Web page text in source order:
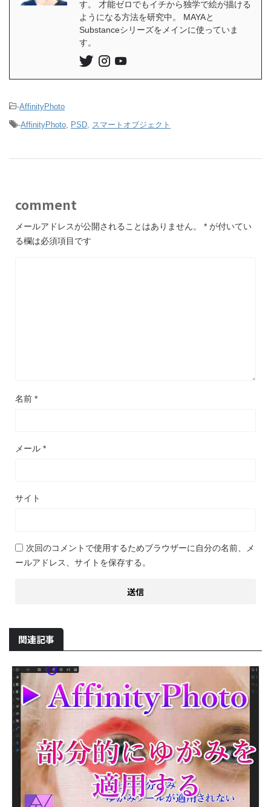
す。 才能ゼロでもイチから独学で絵が描ける
ようになる方法を研究中。 MAYAと
Substanceシリーズをメインに使っていま
す。
-AffinityPhoto
-AffinityPhoto, PSD, スマートオブジェクト
comment
メールアドレスが公開されることはありません。 * が付いてい
る欄は必須項目です
名前 *
メール *
サイト
次回のコメントで使用するためブラウザーに自分の名前、メ
ールアドレス、サイトを保存する。
関連記事